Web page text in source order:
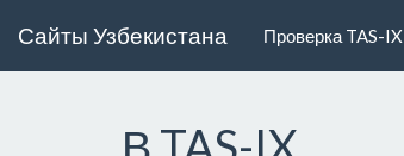
Сайты Узбекистана Проверка TAS-IX